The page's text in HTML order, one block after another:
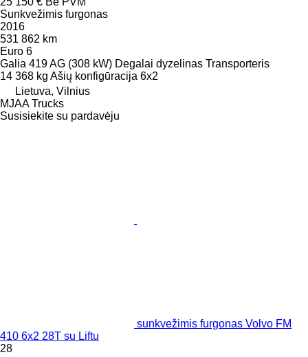
Sunkvežimis furgonas
2016
531 862 km
Euro 6
Galia 419 AG (308 kW) Degalai dyzelinas Transporteris
14 368 kg Ašių konfigūracija 6x2
Lietuva, Vilnius
MJAA Trucks
Susisiekite su pardavėju
sunkvežimis furgonas Volvo FM
410 6x2 28T su Liftu
28